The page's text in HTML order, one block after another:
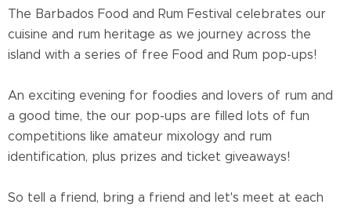
The Barbados Food and Rum Festival celebrates our
cuisine and rum heritage as we journey across the
island with a series of free Food and Rum pop-ups!
An exciting evening for foodies and lovers of rum and
a good time, the our pop-ups are filled lots of fun
competitions like amateur mixology and rum
identification, plus prizes and ticket giveaways!
So tell a friend, bring a friend and let's meet at each